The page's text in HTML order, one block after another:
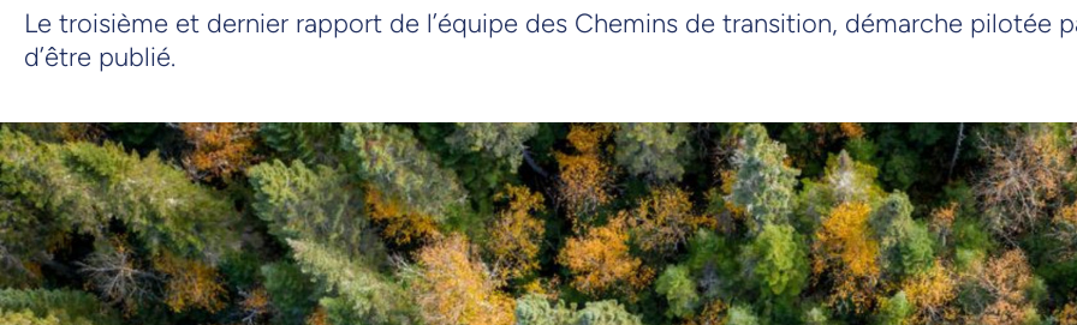
Le troisième et dernier rapport de l’équipe des Chemins de transition, démarche pilotée
d’être publié.